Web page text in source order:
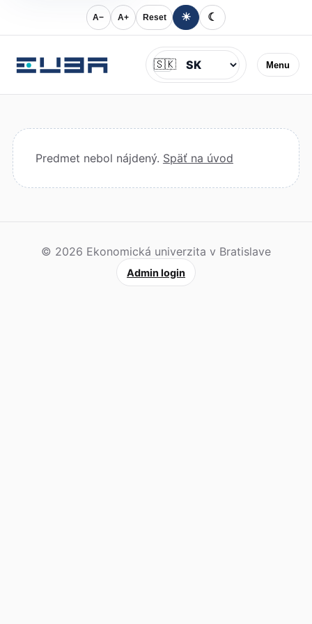
A− A+ Reset ☀ ☾
Menu
Jazyk
🇸🇰
Predmet nebol nájdený. Späť na úvod
© 2026 Ekonomická univerzita v Bratislave
Admin login